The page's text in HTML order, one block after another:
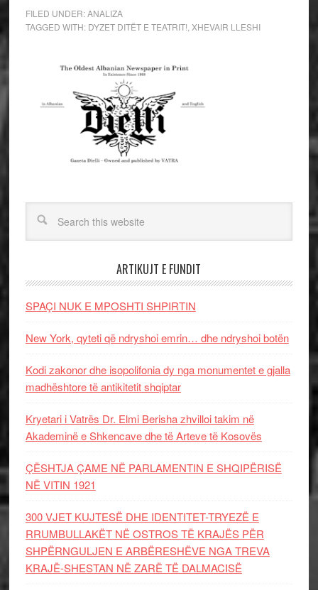
FILED UNDER:ANALIZA
TAGGED WITH: DYZET DITËT E TEATRIT! XHEVAIR LLESHI
ARTIKUJT E FUNDIT
SPAÇI NUK E MPOSHTI SHPIRTIN
New York, qyteti që ndryshoi emrin… dhe ndryshoi botën
Kodi zakonor dhe isopolifonia dy nga monumentet e gjalla
madhështore të antikitetit shqiptar
Kryetari i Vatrës Dr. Elmi Berisha zhvilloi takim në
Akademinë e Shkencave dhe të Arteve të Kosovës
ÇËSHTJA ÇAME NË PARLAMENTIN E SHQIPËRISË
NË VITIN 1921
300 VJET KUJTESË DHE IDENTITET-TRYEZË E
RRUMBULLAKËT NË OSTROS TË KRAJËS PËR
SHPËRNGULJEN E ARBËRESHËVE NGA TREVA
KRAJË-SHESTAN NË ZARË TË DALMACISË